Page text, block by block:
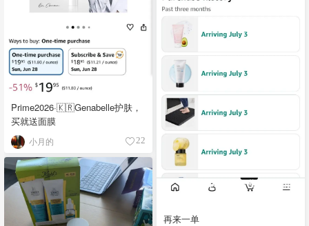
Prime2026·🇰🇷Genabelle护肤，
买就送面膜
小月的 22
再来一单